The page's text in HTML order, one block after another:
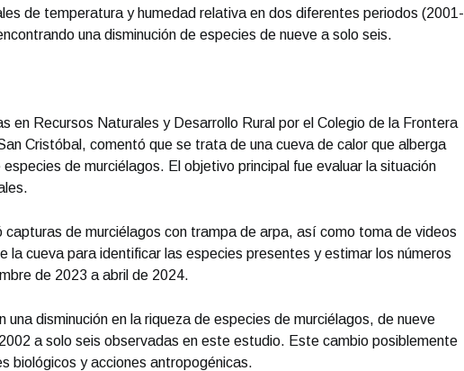
de temperatura y humedad relativa en dos diferentes periodos (2001-
una disminución de especies de nueve a solo seis.
en Recursos Naturales y Desarrollo Rural por el Colegio de la Frontera
Cristóbal, comentó que se trata de una cueva de calor que alberga
de murciélagos. El objetivo principal fue evaluar la situación
capturas de murciélagos con trampa de arpa, así como toma de videos
la cueva para identificar las especies presentes y estimar los números
de 2023 a abril de 2024.
una disminución en la riqueza de especies de murciélagos, de nueve
a solo seis observadas en este estudio. Este cambio posiblemente
biológicos y acciones antropogénicas.
Portada Septiembre 30